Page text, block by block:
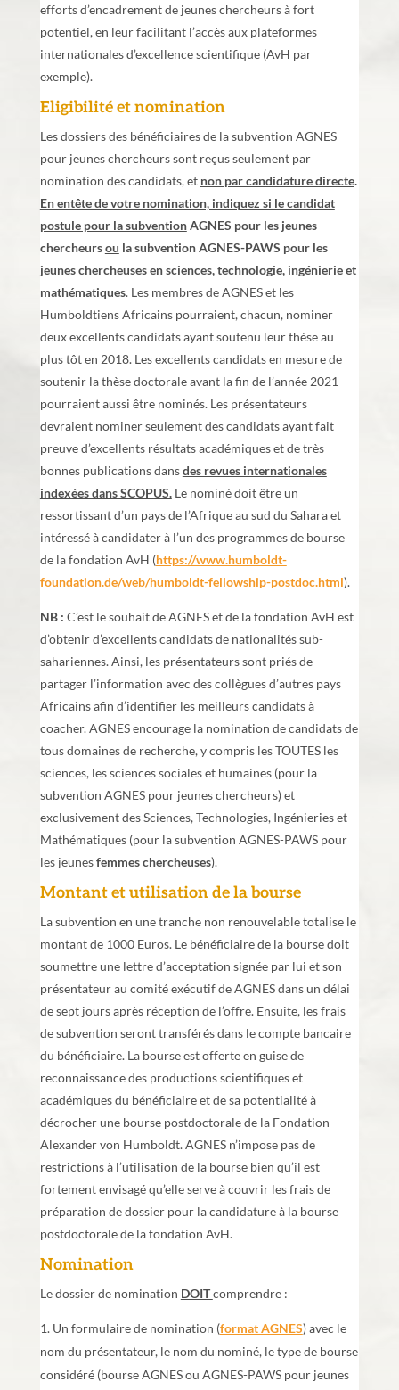
efforts d’encadrement de jeunes chercheurs à fort
potentiel, en leur facilitant l’accès aux plateformes
internationales d’excellence scientifique (AvH par
exemple).
Eligibilité et nomination
Les dossiers des bénéficiaires de la subvention AGNES
pour jeunes chercheurs sont reçus seulement par
nomination des candidats, et non par candidature directe.
En entête de votre nomination, indiquez si le candidat
postule pour la subventionAGNES pour les jeunes
chercheursou la subvention AGNES-PAWS pour les
jeunes chercheuses en sciences, technologie, ingénierie et
mathématiques. Les membres de AGNES et les
Humboldtiens Africains pourraient, chacun, nominer
deux excellents candidats ayant soutenu leur thèse au
plus tôt en 2018. Les excellents candidats en mesure de
soutenir la thèse doctorale avant la fin de l’année 2021
pourraient aussi être nominés. Les présentateurs
devraient nominer seulement des candidats ayant fait
preuve d’excellents résultats académiques et de très
bonnes publications dansdes revues internationales
indexées dans SCOPUS.Le nominé doit être un
ressortissant d’un pays de l’Afrique au sud du Sahara et
intéressé à candidater à l’un des programmes de bourse
de la fondation AvH (https://www.humboldt-
foundation.de/web/humboldt-fellowship-postdoc.html).
NB : C’est le souhait de AGNES et de la fondation AvH est
d’obtenir d’excellents candidats de nationalités sub-
sahariennes. Ainsi, les présentateurs sont priés de
partager l’information avec des collègues d’autres pays
Africains afin d’identifier les meilleurs candidats à
coacher. AGNES encourage la nomination de candidats de
tous domaines de recherche, y compris les TOUTES les
sciences, les sciences sociales et humaines (pour la
subvention AGNES pour jeunes chercheurs) et
exclusivement des Sciences, Technologies, Ingénieries et
Mathématiques (pour la subvention AGNES-PAWS pour
les jeunesfemmes chercheuses).
Montant et utilisation de la bourse
La subvention en une tranche non renouvelable totalise le
montant de 1000 Euros. Le bénéficiaire de la bourse doit
soumettre une lettre d’acceptation signée par lui et son
présentateur au comité exécutif de AGNES dans un délai
de sept jours après réception de l’offre. Ensuite, les frais
de subvention seront transférés dans le compte bancaire
du bénéficiaire. La bourse est offerte en guise de
reconnaissance des productions scientifiques et
académiques du bénéficiaire et de sa potentialité à
décrocher une bourse postdoctorale de la Fondation
Alexander von Humboldt. AGNES n’impose pas de
restrictions à l’utilisation de la bourse bien qu’il est
fortement envisagé qu’elle serve à couvrir les frais de
préparation de dossier pour la candidature à la bourse
postdoctorale de la fondation AvH.
Nomination
Le dossier de nomination DOITcomprendre :
Un formulaire de nomination (format AGNES) avec le
nom du présentateur, le nom du nominé, le type de bourse
considéré (bourse AGNES ou AGNES-PAWS pour jeunes